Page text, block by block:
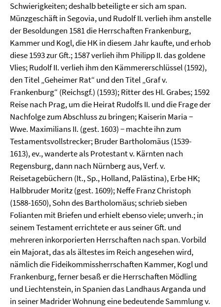
Schwierigkeiten; deshalb beteiligte er sich am span.
Münzgeschäft in Segovia, und Rudolf II. verlieh ihm anstelle
der Besoldungen 1581 die Herrschaften Frankenburg,
Kammer und Kogl, die HK in diesem Jahr kaufte, und erhob
diese 1593 zur Gft.; 1587 verlieh ihm Philipp II. das goldene
Vlies; Rudolf II. verlieh ihm den Kämmererschlüssel (1592),
den Titel „Geheimer Rat“ und den Titel „Graf v.
Frankenburg“ (Reichsgf.) (1593); Ritter des Hl. Grabes; 1592
Reise nach Prag, um die Heirat Rudolfs II. und die Frage der
Nachfolge zum Abschluss zu bringen; Kaiserin Maria −
Wwe. Maximilians II. (gest. 1603) − machte ihn zum
Testamentsvollstrecker; Bruder Bartholomäus (1539-
1613), ev., wanderte als Protestant v. Kärnten nach
Regensburg, dann nach Nürnberg aus, Verf. v.
Reisetagebüchern (It., Sp., Holland, Palästina), Erbe HK;
Halbbruder Moritz (gest. 1609); Neffe Franz Christoph
(1588-1650), Sohn des Bartholomäus; schrieb sieben
Folianten mit Briefen und erhielt ebenso viele; unverh.; in
seinem Testament errichtete er aus seiner Gft. und
mehreren inkorporierten Herrschaften nach span. Vorbild
ein Majorat, das als ältestes im Reich angesehen wird,
nämlich die Fideikommissherrschaften Kammer, Kogl und
Frankenburg, ferner besaß er die Herrschaften Mödling
und Liechtenstein, in Spanien das Landhaus Arganda und
in seiner Madrider Wohnung eine bedeutende Sammlung v.